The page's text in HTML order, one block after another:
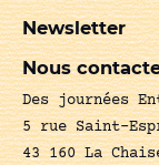
Newsletter
Nous
Des journées
5 rue Saint-
43 160 La